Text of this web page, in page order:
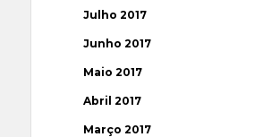
Julho 2017
Junho 2017
Maio 2017
Abril 2017
Março 2017